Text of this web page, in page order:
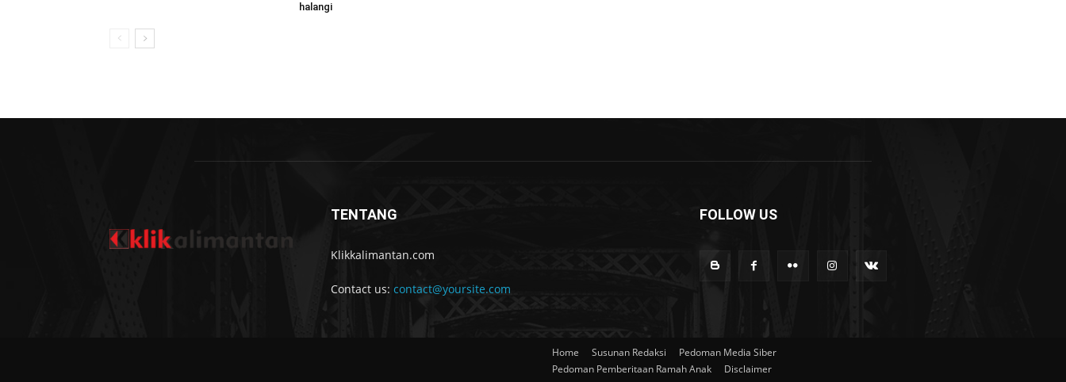
halangi
TENTANG
Klikkalimantan.com
Contact us: contact@yoursite.com
FOLLOW US
Home Susunan Redaksi
Pedoman Media Siber
Pedoman Pemberitaan Ramah Anak
Disclaimer